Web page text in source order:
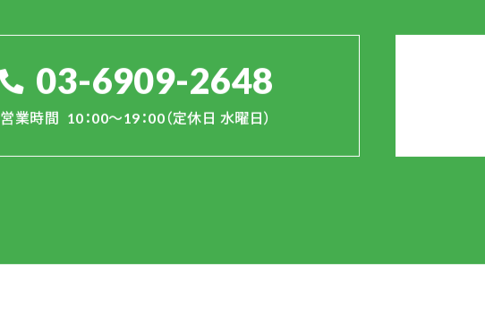
03-6909-2648
営業時間 10：00～19：00（定休日 水曜日）